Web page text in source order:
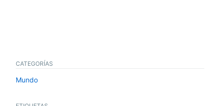
CATEGORÍAS
Mundo